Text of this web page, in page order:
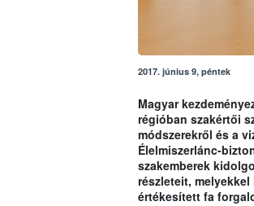
2017. június 9, péntek
Magyar
régióban szakértői
módszerekről és a
Élelmiszerlánc-
szakemberek
részleteit,
értékesített fa